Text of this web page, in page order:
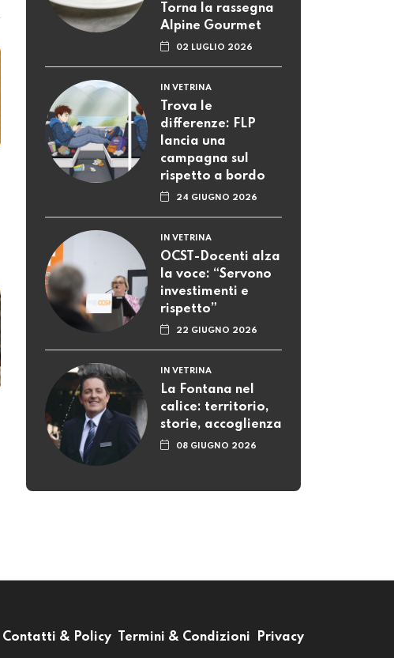
Torna la rassegna
Alpine Gourmet
02 LUGLIO 2026
IN VETRINA
Trova le
differenze: FLP
lancia una
campagna sul
rispetto a bordo
24 GIUGNO 2026
IN VETRINA
OCST-Docenti alza
la voce: “Servono
investimenti e
rispetto”
22 GIUGNO 2026
IN VETRINA
La Fontana nel
calice: territorio,
storie, accoglienza
08 GIUGNO 2026
Contatti & Policy Termini & Condizioni Privacy